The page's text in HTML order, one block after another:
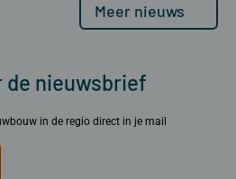
Meer nieuws
de nieuwsbrief
in de regio direct in je mail